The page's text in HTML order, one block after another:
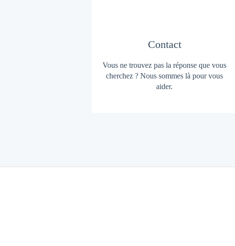
Contact
Vous ne trouvez pas la réponse que vous
cherchez ? Nous sommes là pour vous
aider.